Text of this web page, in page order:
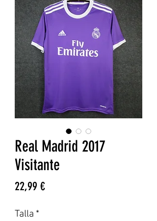
Real Madrid 2017
Visitante
22,99 €Precio
Talla *